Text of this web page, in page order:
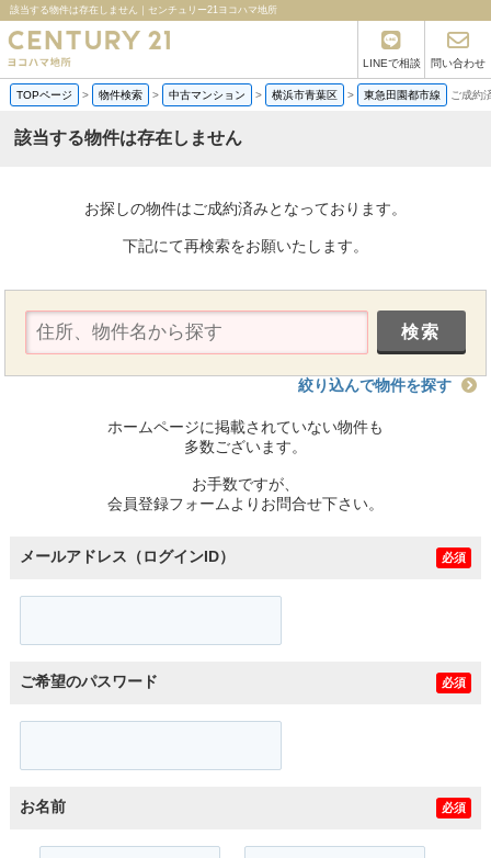
該当する物件は存在しません｜センチュリー21ヨコハマ地所
LINEで相談 問い合わせ
TOPページ > 物件検索 > 中古マンション > 横浜市青葉区 > 東急田園都市線 ご成約
該当する物件は存在しません
お探しの物件はご成約済みとなっております。
下記にて再検索をお願いたします。
絞り込んで物件を探す
ホームページに掲載されていない物件も
多数ございます。
お手数ですが、
会員登録フォームよりお問合せ下さい。
メールアドレス（ログインID） 必須
ご希望のパスワード 必須
お名前 必須